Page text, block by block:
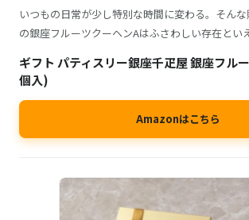
いつもの日常が少し特別な時間に変わる。そん
の銀座フルーツクーヘンAはふさわしい存在とい
ギフト パティスリー銀座千疋屋 銀座フル
個入)
Amazonはこちら